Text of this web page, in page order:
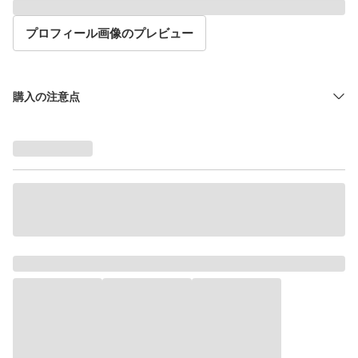
プロフィール画像のプレビュー
購入の注意点